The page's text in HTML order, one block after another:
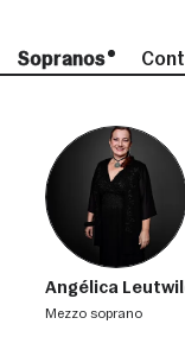
Sopranos
Angélica
mezzo soprano